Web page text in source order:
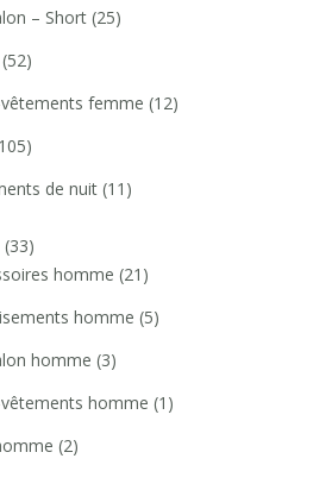
– Short (25)
(52)
femme (12)
de nuit (11)
(33)
homme (21)
homme (5)
homme (3)
homme (1)
(2)